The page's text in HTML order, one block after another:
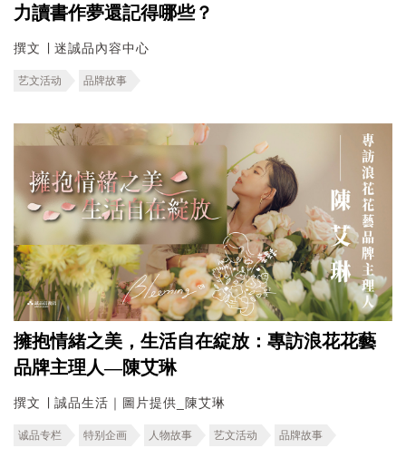
力讀書作夢還記得哪些？
撰文 ∣ 迷誠品內容中心
艺文活动 品牌故事
擁抱情緒之美，生活自在綻放：專訪浪花花藝
品牌主理人—陳艾琳
撰文 ∣ 誠品生活｜圖片提供_陳艾琳
诚品专栏 特别企画 人物故事 艺文活动 品牌故事